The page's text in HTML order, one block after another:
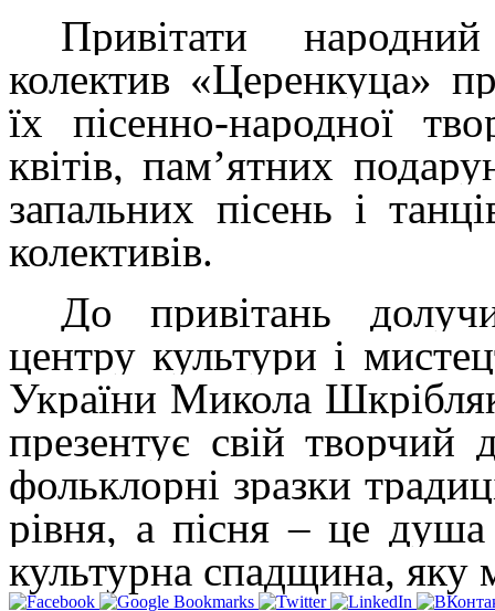
Привітати
колектив «Церенкуца»
їх пісенно-народної
квітів, пам’ятних
запальних пісень і
колективів.
До привітань
центру культури і
України Микола
презентує свій творчий
фольклорні зразки
рівня, а пісня – це душа
культурна спадщина, яку